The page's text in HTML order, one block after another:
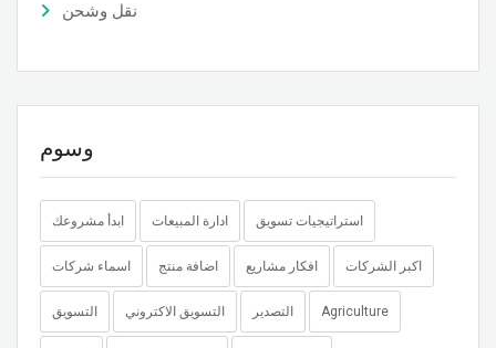
نقل وشحن
وسوم
ابدأ مشروعك ادارة المبيعات استراتيجيات تسويق
اسماء شركات اضافة منتج افكار مشاريع اكبر الشركات
التسويق التسويق الاكتروني التصدير Agriculture